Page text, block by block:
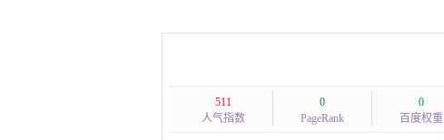
511
人气指数
0
PageRank
0
百度权重